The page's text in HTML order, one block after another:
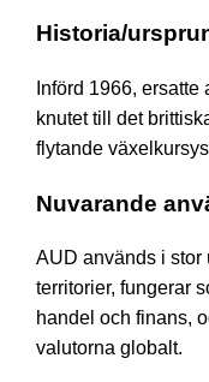
Historia/
Införd 1966,
knutet till det
flytande
Nuvarande
AUD används i stor
territorier, fungerar
handel och finans,
valutorna globalt.